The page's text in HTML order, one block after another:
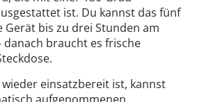
ist. Du kannst das fünf
Gerät bis zu drei Stunden am
danach braucht es frische
wieder einsatzbereit ist, kannst